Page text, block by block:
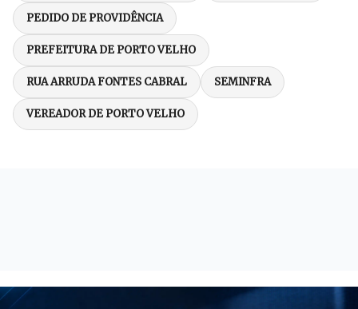
PEDIDO DE PROVIDÊNCIA
PREFEITURA DE PORTO VELHO
RUA ARRUDA FONTES CABRAL SEMINFRA
VEREADOR DE PORTO VELHO